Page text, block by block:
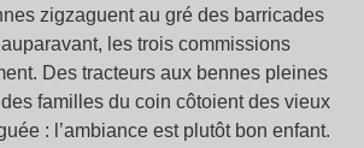
zigzaguent au gré des barricades
les trois commissions
Des tracteurs aux bennes pleines
familles du coin côtoient des vieux
: l’ambiance est plutôt bon enfant.